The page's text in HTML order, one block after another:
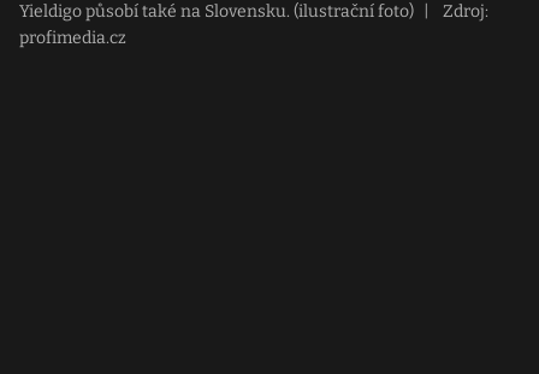
Yieldigo působí také na Slovensku. (ilustrační foto)
Zdroj:
profimedia.cz